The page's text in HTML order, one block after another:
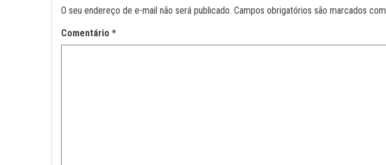
O seu endereço de e-mail não será publicado. Campos obrigatórios são marcados com
Comentário *